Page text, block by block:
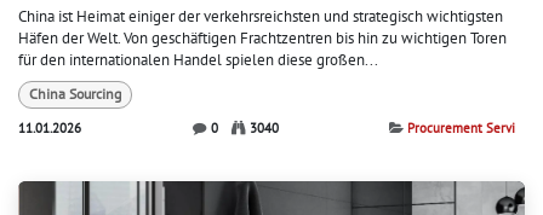
China ist Heimat einiger der verkehrsreichsten und strategisch wichtigsten
Häfen der Welt. Von geschäftigen Frachtzentren bis hin zu wichtigen Toren
für den internationalen Handel spielen diese großen...
China Sourcing
11.01.2026
0 3040 Procurement Servi